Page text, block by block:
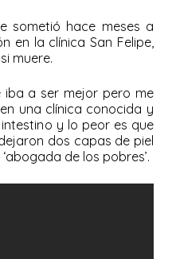
sometió hace meses a
en la clínica San Felipe,
muere.
iba a ser mejor pero me
una clínica conocida y
y lo peor es que
dos capas de piel
de los pobres’.